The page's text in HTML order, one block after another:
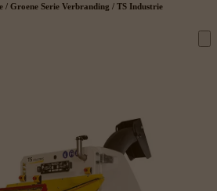
/ Groene Serie Verbranding / TS Industrie